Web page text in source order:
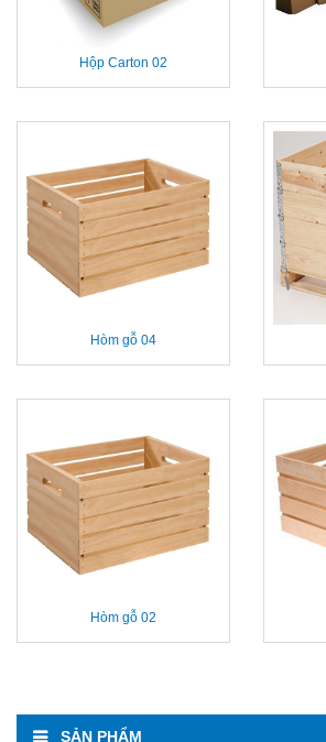
Hộp Carton 02
Hòm gỗ 04
Hòm gỗ 02
SẢN PHẨM